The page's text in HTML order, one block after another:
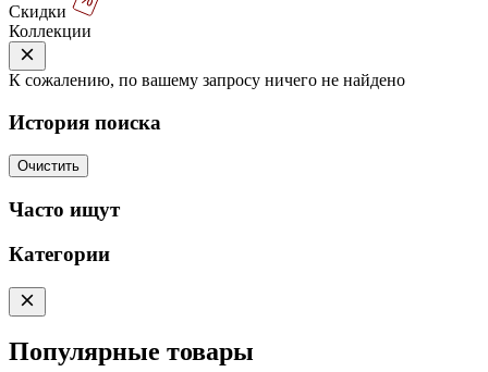
Скидки
Коллекции
К сожалению, по вашему запросу ничего не найдено
История поиска
Очистить
Часто ищут
Категории
Популярные товары